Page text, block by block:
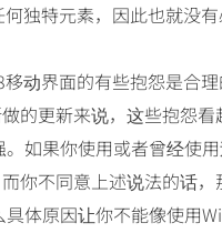
独特元素，因此也就没
动界面的有些抱怨是合
的更新来说，这些抱怨看
如果你使用或者曾经使
你不同意上述说法的话，
体原因让你不能像使用